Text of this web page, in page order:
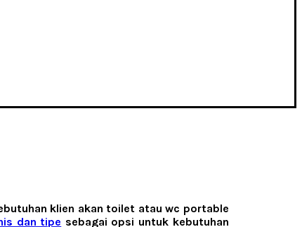
klien akan toilet atau wc portable
dan tipe sebagai opsi untuk kebutuhan